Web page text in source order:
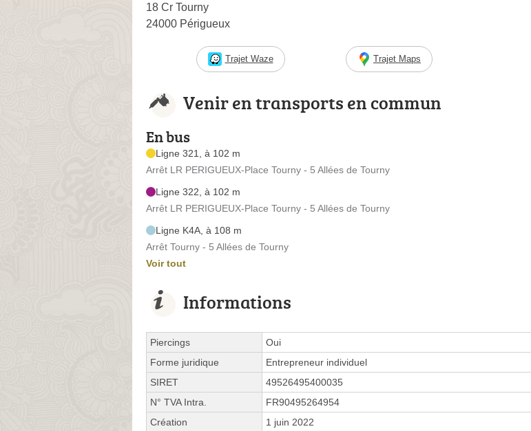
18 Cr Tourny
24000 Périgueux
Trajet Waze Trajet Maps
Venir en transports en commun
En bus
Ligne 321, à 102 m
Arrêt LR PERIGUEUX-Place Tourny - 5 Allées de Tourny
Ligne 322, à 102 m
Arrêt LR PERIGUEUX-Place Tourny - 5 Allées de Tourny
Ligne K4A, à 108 m
Arrêt Tourny - 5 Allées de Tourny
Voir tout
Informations
Piercings
Oui
Forme juridique
Entrepreneur individuel
SIRET
49526495400035
N° TVA Intra.
FR90495264954
Création
1 juin 2022